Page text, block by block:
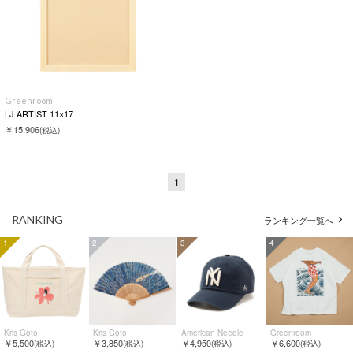
Greenroom
LJ ARTIST 11×17
￥15,906(税込)
1
RANKING ランキング一覧へ
1
Kris Goto
￥5,500(税込)
2
Kris Goto
￥3,850(税込)
3
American Needle
￥4,950(税込)
4
Greenroom
￥6,600(税込)